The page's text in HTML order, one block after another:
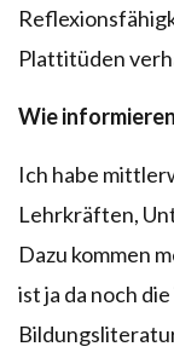
Plattitüden
Wie
Ich habe
Lehrkräften,
Dazu kommen
ist ja da noch